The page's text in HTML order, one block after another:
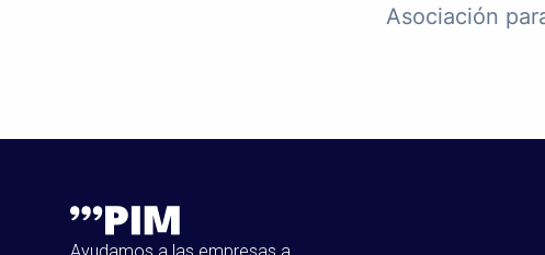
Asociación